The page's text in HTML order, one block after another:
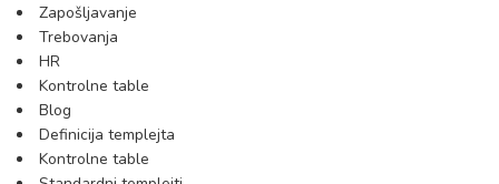
Zapošljavanje
Trebovanja
HR
Kontrolne table
Blog
Definicija templejta
Kontrolne table